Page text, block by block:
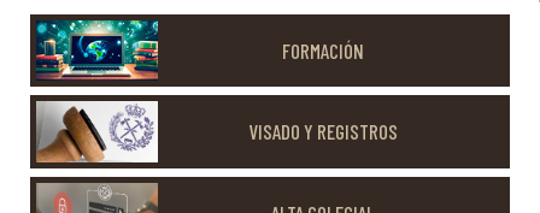
FORMACIÓN
VISADO Y REGISTROS